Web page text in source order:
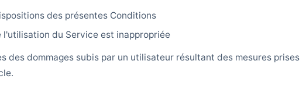
des présentes Conditions
l'utilisation du Service est inappropriée
des dommages subis par un utilisateur résultant des mesures prises